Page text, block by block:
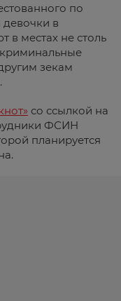
по
в
в местах не столь
криминальные
зекам
со ссылкой на
ФСИН
планируется